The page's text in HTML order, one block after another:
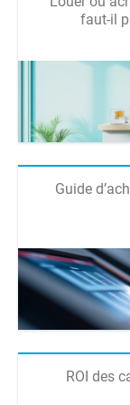
faut-il
Guide
ROI des